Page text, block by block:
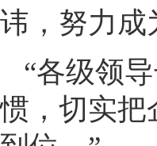
讳，努力成
“各级领
惯，切实把